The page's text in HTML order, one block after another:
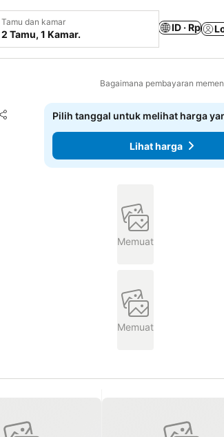
Tamu dan kamar
2 Tamu, 1 Kamar.
ID · Rp
Bagaimana pembayaran
Bagikan
Tambahkan ke favorit
Pilih tanggal untuk melihat harga
Lihat harga
Memuat
Memuat